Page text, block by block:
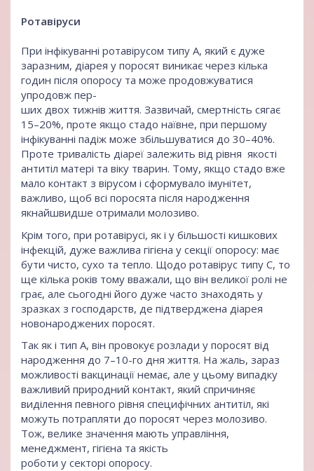
Ротавіруси
При інфікуванні ротавірусом типу А, який є дуже
заразним, діарея у поросят виникає через кілька
годин після опоросу та може продовжуватися
упродовж пер-
ших двох тижнів життя. Зазвичай, смертність сягає
15–20%, проте якщо стадо наївне, при першому
інфікуванні падіж може збільшуватися до 30–40%.
Проте тривалість діареї залежить від рівня якості
антитіл матері та віку тварин. Тому, якщо стадо вже
мало контакт з вірусом і сформувало імунітет,
важливо, щоб всі поросята після народження
якнайшвидше отримали молозиво.
Крім того, при ротавірусі, як і у більшості кишкових
інфекцій, дуже важлива гігієна у секції опоросу: має
бути чисто, сухо та тепло. Щодо ротавірус типу С, то
ще кілька років тому вважали, що він великої ролі не
грає, але сьогодні його дуже часто знаходять у
зразках з господарств, де підтверджена діарея
новонароджених поросят.
Так як і тип А, він провокує розлади у поросят від
народження до 7–10-го дня життя. На жаль, зараз
можливості вакцинації немає, але у цьому випадку
важливий природний контакт, який спричиняє
виділення певного рівня специфічних антитіл, які
можуть потрапляти до поросят через молозиво.
Тож, велике значення мають управління,
менеджмент, гігієна та якість
роботи у секторі опоросу.